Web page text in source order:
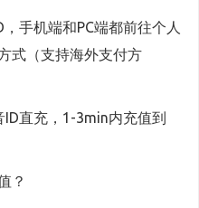
手机端和PC端都前往个人
式（支持海外支付方
直充，1-3min内充值到
？